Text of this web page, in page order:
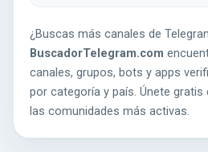
¿Buscas más canales de
BuscadorTelegram.com
canales, grupos, bots y apps
por categoría y país. Únete gratis
las comunidades más activas.